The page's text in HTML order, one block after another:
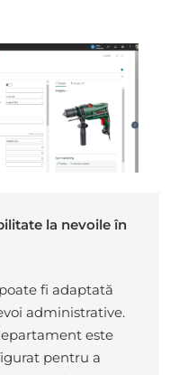
la nevoile în
fi adaptată
administrative.
este
pentru a